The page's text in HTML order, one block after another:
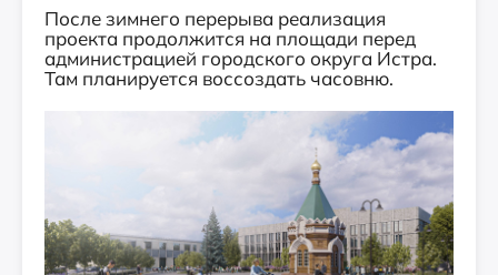
После зимнего перерыва реализация
проекта продолжится на площади перед
администрацией городского округа Истра.
Там планируется воссоздать часовню.